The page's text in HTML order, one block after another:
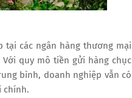
tại các ngân hàng thương mại
quy mô tiền gửi hàng chục
bình, doanh nghiệp vẫn có
chính.